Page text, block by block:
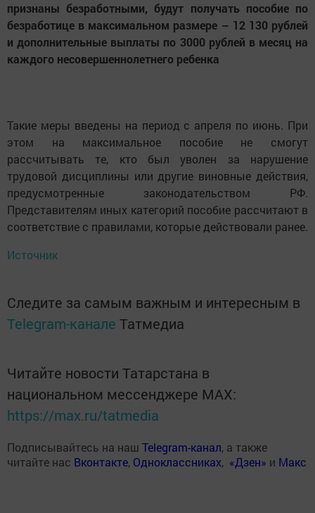
признаны безработными, будут получать пособие по
безработице в максимальном размере – 12 130 рублей
и дополнительные выплаты по 3000 рублей в месяц на
каждого несовершеннолетнего ребенка
Такие меры введены на период с апреля по июнь. При
этом на максимальное пособие не смогут
рассчитывать те, кто был уволен за нарушение
трудовой дисциплины или другие виновные действия,
предусмотренные законодательством РФ.
Представителям иных категорий пособие рассчитают в
соответствие с правилами, которые действовали ранее.
Источник
Следите за самым важным и интересным в
Telegram-канале Татмедиа
Читайте новости Татарстана в
национальном мессенджере MАХ:
https://max.ru/tatmedia
Подписывайтесь на наш Telegram-канал, а также
читайте нас Вконтакте, Одноклассниках, «Дзен» и Макс